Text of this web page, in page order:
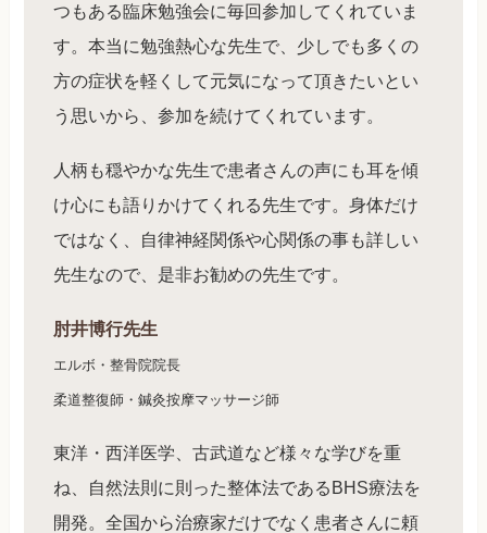
つもある臨床勉強会に毎回参加してくれていま
す。本当に勉強熱心な先生で、少しでも多くの
方の症状を軽くして元気になって頂きたいとい
う思いから、参加を続けてくれています。
人柄も穏やかな先生で患者さんの声にも耳を傾
け心にも語りかけてくれる先生です。身体だけ
ではなく、自律神経関係や心関係の事も詳しい
先生なので、是非お勧めの先生です。
肘井博行先生
エルボ・整骨院院長
柔道整復師・鍼灸按摩マッサージ師
東洋・西洋医学、古武道など様々な学びを重
ね、自然法則に則った整体法であるBHS療法を
開発。全国から治療家だけでなく患者さんに頼